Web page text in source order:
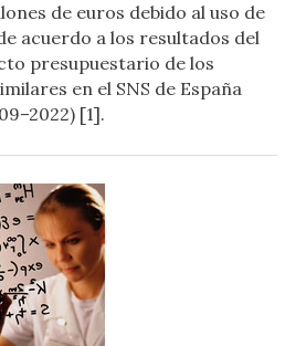
de euros debido al uso de
acuerdo a los resultados del
presupuestario de los
en el SNS de España
[1].